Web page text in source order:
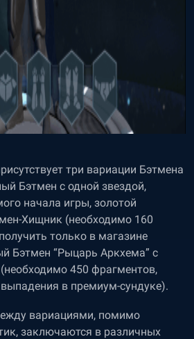
три вариации Бэтмена
Бэтмен с одной звездой,
начала игры, золотой
Хищник (необходимо 160
только в магазине
Бэтмен “Рыцарь Аркхема” с
450 фрагментов,
в премиум-сундуке).
вариациями, помимо
заключаются в различных